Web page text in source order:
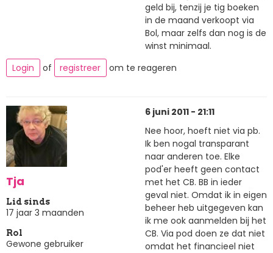
geld bij, tenzij je tig boeken
in de maand verkoopt via
Bol, maar zelfs dan nog is de
winst minimaal.
Login
of registreer om te reageren
Tja
Lid sinds
17 jaar 3 maanden
Rol
Gewone gebruiker
6 juni 2011 - 21:11
Nee hoor, hoeft niet via pb.
Ik ben nogal transparant
naar anderen toe. Elke
pod'er heeft geen contact
met het CB. BB in ieder
geval niet. Omdat ik in eigen
beheer heb uitgegeven kan
ik me ook aanmelden bij het
CB. Via pod doen ze dat niet
omdat het financieel niet